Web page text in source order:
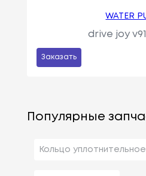
WATER
drive joy
Заказать
Популярные
Кольцо уплотнительное